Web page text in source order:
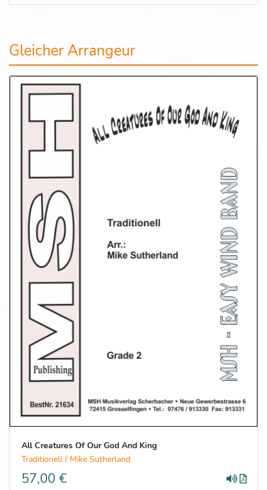
Gleicher Arrangeur
All Creatures Of Our God And King
Traditionell / Mike Sutherland
57,00 €